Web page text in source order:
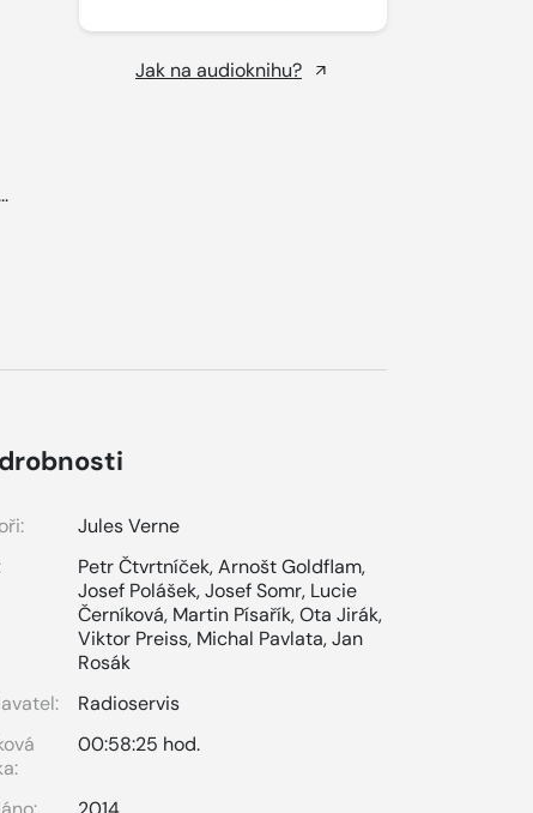
Jak na audioknihu?
Jules Verne
Petr Čtvrtníček,Arnošt Goldflam,
Josef Polášek,Josef Somr, Lucie
Černíková, Martin Písařík,Ota Jirák,
Viktor Preiss, Michal Pavlata,Jan
Rosák
Radioservis
00:58:25 hod.